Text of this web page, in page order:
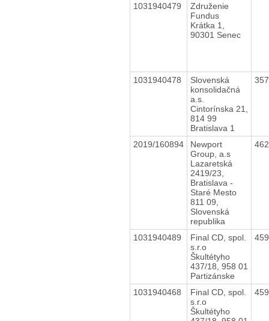
1031940479
Združenie
Fundus
Krátka 1,
90301 Senec
1031940478
Slovenská
konsolidačná
a.s.
Cintorínska 21,
814 99
Bratislava 1
2019/160894
Newport
Group, a.s
Lazaretská
2419/23,
Bratislava -
Staré Mesto
811 09,
Slovenská
republika
1031940489
Final CD, spol.
s.r.o
Škultétyho
437/18, 958 01
Partizánske
1031940468
Final CD, spol.
s.r.o
Škultétyho